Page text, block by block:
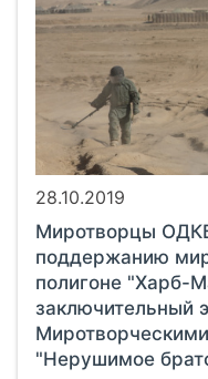
28.10.2019
Миротворцы
поддержанию
полигоне "Харб-
заключительный
"Нерушимое